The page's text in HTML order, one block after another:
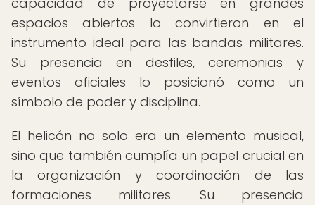
espacios abiertos lo convirtieron en el
instrumento ideal para las bandas militares.
Su presencia en desfiles, ceremonias y
eventos oficiales lo posicionó como un
símbolo de poder y disciplina.
El helicón no solo era un elemento musical,
sino que también cumplía un papel crucial en
la organización y coordinación de las
formaciones militares. Su presencia